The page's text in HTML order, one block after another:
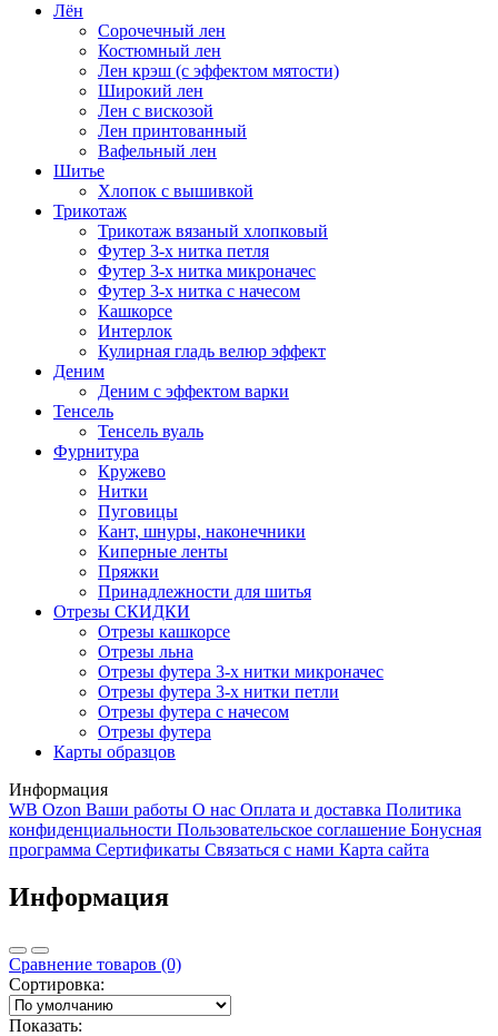
Лён
Сорочечный лен
Костюмный лен
Лен крэш (с эффектом мятости)
Широкий лен
Лен с вискозой
Лен принтованный
Вафельный лен
Шитье
Хлопок с вышивкой
Трикотаж
Трикотаж вязаный хлопковый
Футер 3-х нитка петля
Футер 3-х нитка микроначес
Футер 3-х нитка с начесом
Кашкорсе
Интерлок
Кулирная гладь велюр эффект
Деним
Деним с эффектом варки
Тенсель
Тенсель вуаль
Фурнитура
Кружево
Нитки
Пуговицы
Кант, шнуры, наконечники
Киперные ленты
Пряжки
Принадлежности для шитья
Отрезы СКИДКИ
Отрезы кашкорсе
Отрезы льна
Отрезы футера 3-х нитки микроначес
Отрезы футера 3-х нитки петли
Отрезы футера с начесом
Отрезы футера
Карты образцов
Информация
WB Ozon Ваши работы О нас Оплата и доставка Политика
конфиденциальности Пользовательское соглашение Бонусная
программа Сертификаты Связаться с нами Карта сайта
Информация
Сравнение товаров (0)
Сортировка:
Показать: